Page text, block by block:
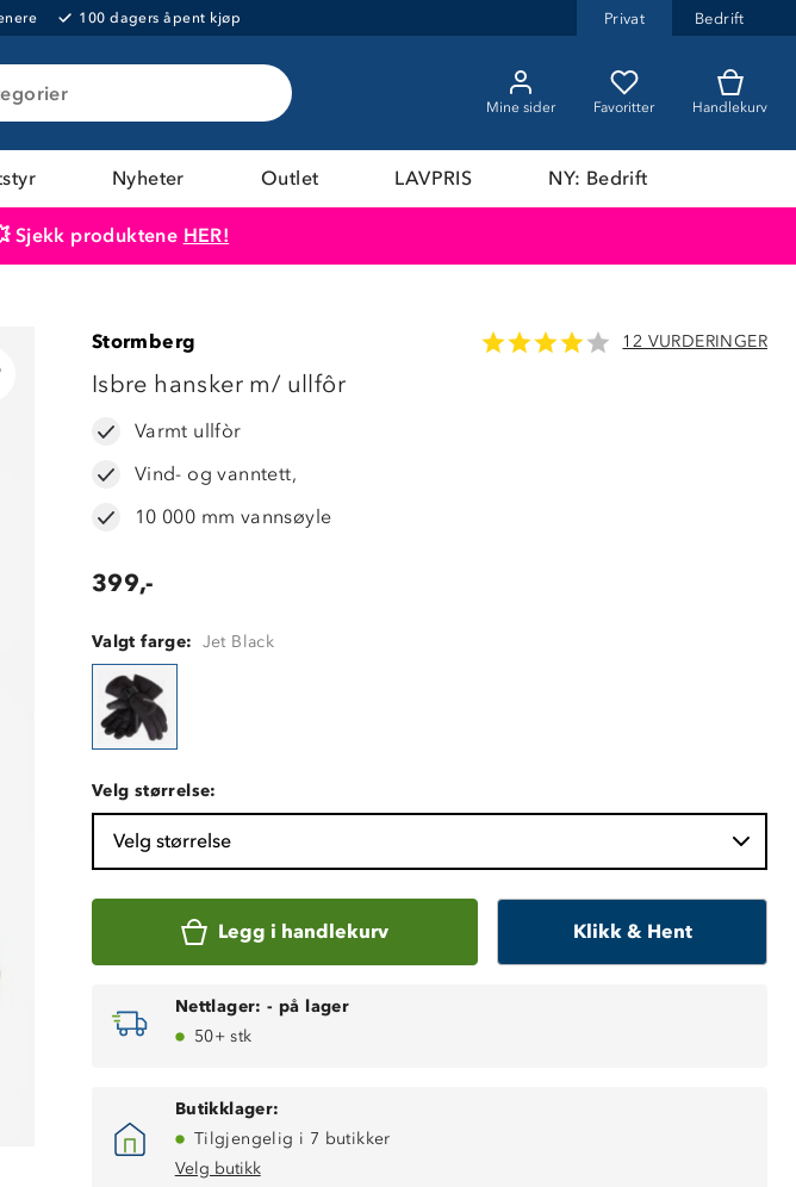
100 dagers åpent kjøp Privat Bedrift
Mine sider Favoritter Handlekurv
Nyheter Outlet LAVPRIS NY: Bedrift
Sjekk produktene HER!
Stormberg 12 VURDERINGER
Isbre hansker m/ ullfôr
Varmt ullfòr
Vind- og vanntett,
10 000 mm vannsøyle
399,-
Valgt farge: Jet Black
Velg størrelse:
Velg størrelse
Legg i handlekurv Klikk & Hent
Nettlager: - på lager
50+ stk
Butikklager:
Tilgjengelig i 7 butikker
Velg butikk